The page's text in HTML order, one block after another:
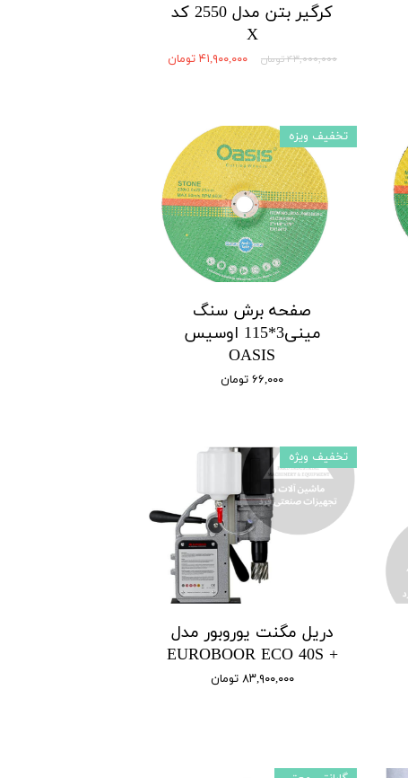
کرگیر بتن مدل 2550 کد
X
۴۳,۰۰۰,۰۰۰ تومان ۴۱,۹۰۰,۰۰۰ تومان
صفحه برش سنگ
مینی3*115 اوسیس
OASIS
۶۶,۰۰۰ تومان
تخفیف ویزه
دریل مگنت یوروبور مدل
+ EUROBOOR ECO 40S
۸۳,۹۰۰,۰۰۰ تومان
تخفیف ویژه